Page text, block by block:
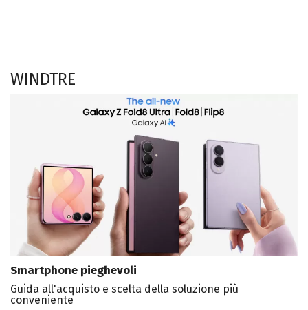
WINDTRE
Smartphone pieghevoli
Guida all'acquisto e scelta della soluzione più
conveniente